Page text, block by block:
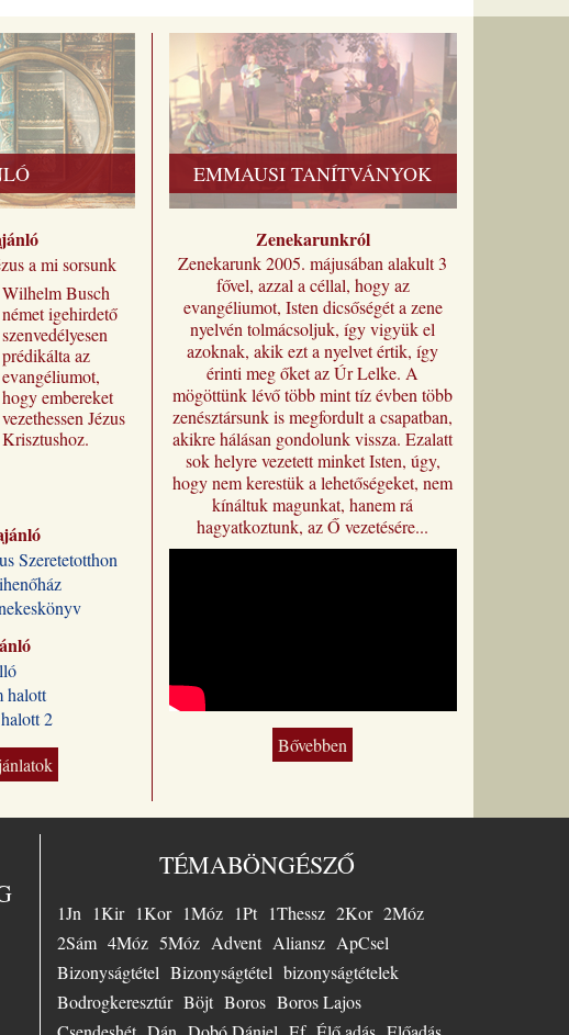
a mi sorsunk
Wilhelm ​Busch
német igehirdető
szenvedélyesen
prédikálta az
evangéliumot,
hogy embereket
vezethessen Jézus
Krisztushoz.
olvasóhoz, a
fordításban is
megőrizve eredeti
formájukat,
stílusukat.
Kívánjuk, hogy
Wilhelm Busch
előadássorozata
ilyen módon is
sokakat segítsen a
Jézus Krisztus
melletti döntésre, a
üdvösségre. A
magyar kiadó
választotta Busch
lelkész az 1958-
ban Essenben
evangélizáció fő
témájául. Nagy
örömmel szolgált
Szeretetotthon
halott
2
EMMAUSI TANÍTVÁNYOK
Zenekarunkról
Zenekarunk 2005. májusában alakult 3
fővel, azzal a céllal, hogy az
evangéliumot, Isten dicsőségét a zene
nyelvén tolmácsoljuk, így vigyük el
azoknak, akik ezt a nyelvet értik, így
érinti meg őket az Úr Lelke. A
mögöttünk lévő több mint tíz évben több
zenésztársunk is megfordult a csapatban,
akikre hálásan gondolunk vissza. Ezalatt
sok helyre vezetett minket Isten, úgy,
hogy nem kerestük a lehetőségeket, nem
kínáltuk magunkat, hanem rá
hagyatkoztunk, az Ő vezetésére...
Bővebben
TÉMABÖNGÉSZŐ
1Jn 1Kir 1Kor 1Móz 1Pt 1Thessz 2Kor 2Móz
2Sám 4Móz 5Móz Advent Aliansz ApCsel
Bizonyságtétel Bizonyságtétel bizonyságtételek
Bodrogkeresztúr Böjt Boros Boros Lajos